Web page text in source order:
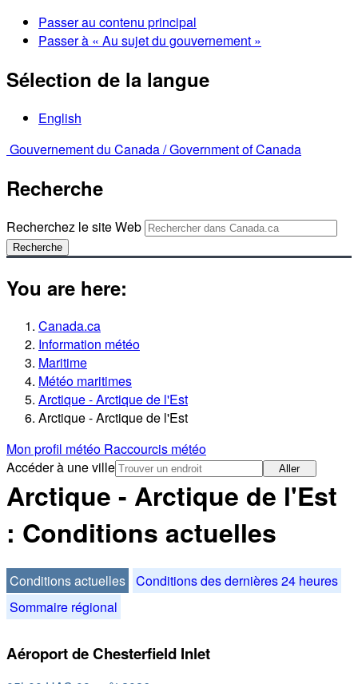
Passer au contenu principal
Passer à « Au sujet du gouvernement »
Sélection de la langue
English
Gouvernement du Canada /Government of Canada
Recherche
Recherchez le site Web
Recherche
You are here:
Canada.ca
Information météo
Maritime
Météo maritimes
Arctique - Arctique de l'Est
Arctique - Arctique de l'Est
Mon profil météo Raccourcis météo
Accéder à une ville
Aller
Arctique - Arctique de l'Est
: Conditions actuelles
Conditions actuelles Conditions des dernières 24 heures
Sommaire régional
Aéroport de Chesterfield Inlet